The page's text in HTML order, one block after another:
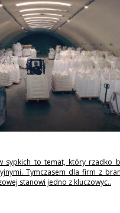
sypkich to temat, który rzadko
Tymczasem dla firm z
stanowi jedno z kluczowyc..